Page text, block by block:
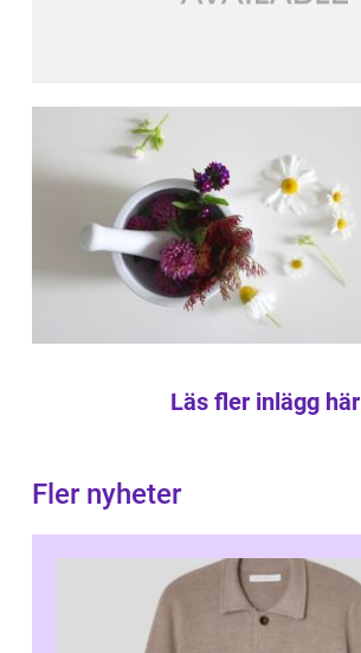
Läs fler inlägg här
Fler nyheter